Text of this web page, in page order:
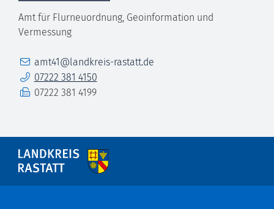
Amt für Flurneuordnung, Geoinformation und
Vermessung
E-Mailamt41@landkreis-rastatt.de
Telefon07222 381 4150
Fax 07222 381 4199